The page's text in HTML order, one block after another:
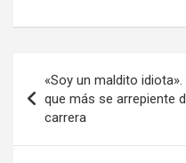
de
entradas
«Soy un maldito
que más se arrepiente
carrera